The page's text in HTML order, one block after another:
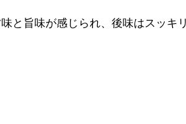
と旨味が感じられ、後味はスッキ